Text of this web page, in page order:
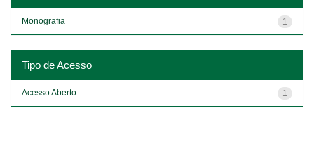
1
Monografia
Tipo de Acesso
1
Acesso Aberto